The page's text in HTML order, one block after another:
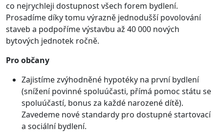
co nejrychleji dostupnost všech forem bydlení.
Prosadíme díky tomu výrazně jednodušší povolování
staveb a podpoříme výstavbu až 40 000 nových
bytových jednotek ročně.
Pro občany
Zajistíme zvýhodněné hypotéky na první bydlení
(snížení povinné spoluúčasti, přímá pomoc státu se
spoluúčastí, bonus za každé narozené dítě).
Zavedeme nové standardy pro dostupné startovací
a sociální bydlení.